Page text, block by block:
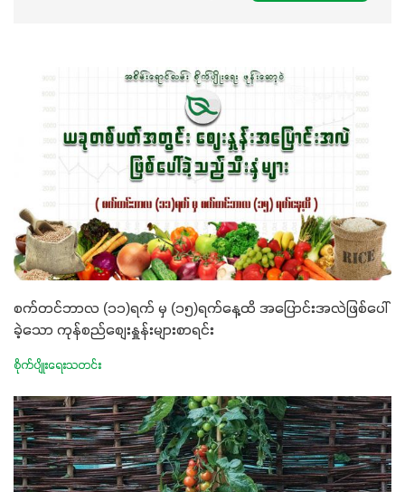
စက်တင်ဘာလ (၁၁)ရက် မှ (၁၅)ရက်နေ့ထိ အပြောင်းအလဲဖြစ်ပေါ်
ခဲ့သော ကုန်စည်စျေးနှူန်းများစာရင်း
စိုက်ပျိုးရေးသတင်း